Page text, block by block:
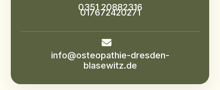
0351 20882316
017672420271

info@osteopathie-dresden-
blasewitz.de